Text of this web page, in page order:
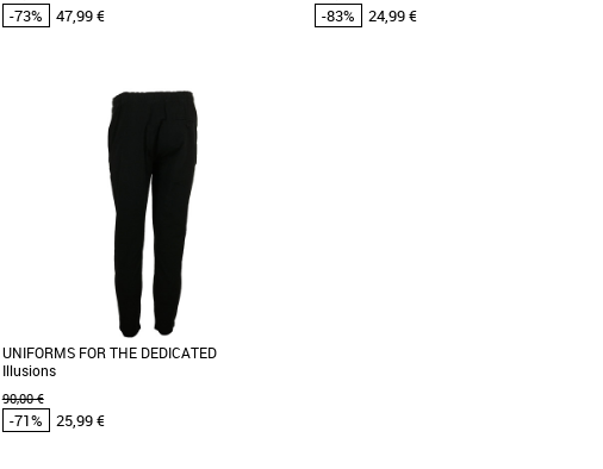
-73% 47,99 €
Vêtements pas cher et Promos Vêtements
Uniforms for the Dedicated est un studio de
vêtements professionnels basé à Stockholm,
-83% 24,99 €
UNIFORMS FOR THE DEDICATED
Illusions
90,00 €
-71% 25,99 €